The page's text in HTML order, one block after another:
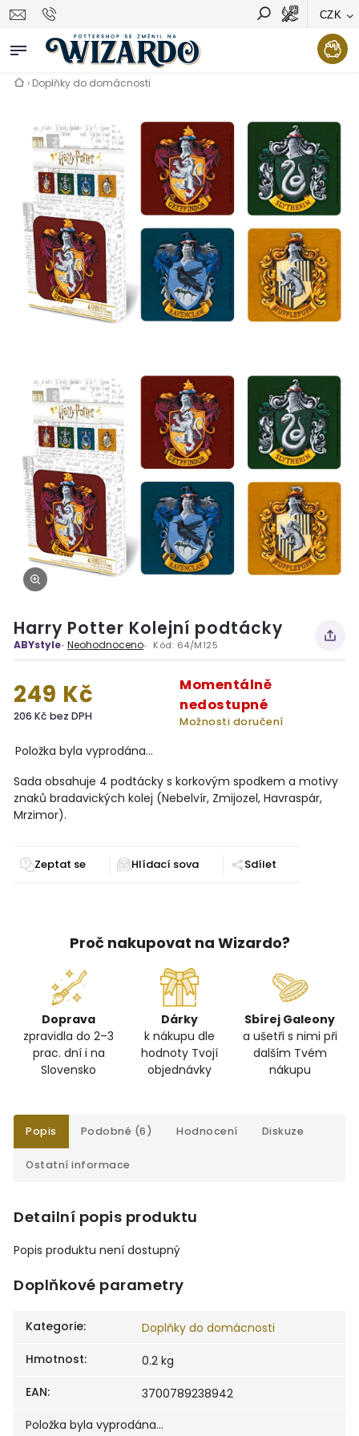
CZK
Vyhledávání Hledat
› Doplňky do domácnosti
Harry Potter Kolejní podtácky
ABYstyle Neohodnoceno Kód: 64/M125
249 Kč
206 Kč bez DPH
Momentálně
nedostupné
Možnosti doručení
Položka byla vyprodána…
Sada obsahuje 4 podtácky s korkovým spodkem a motivy
znaků bradavických kolej (Nebelvír, Zmijozel, Havraspár,
Mrzimor).
Zeptat se Sdílet
Proč nakupovat na Wizardo?
Doprava
zpravidla do 2–3
prac. dní i na
Slovensko
Dárky
k nákupu dle
hodnoty Tvojí
objednávky
Sbírej Galeony
a ušetři s nimi při
dalším Tvém
nákupu
Popis Podobné (6) Hodnocení Diskuze
Ostatní informace
Detailní popis produktu
Popis produktu není dostupný
Doplňkové parametry
Kategorie:
Doplňky do domácnosti
Hmotnost:
0.2 kg
EAN:
3700789238942
Položka byla vyprodána…